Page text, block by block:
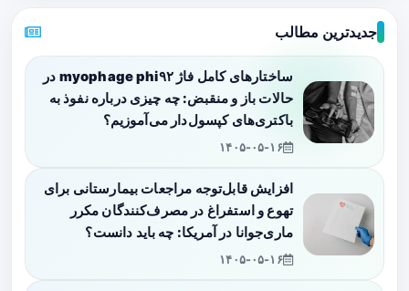
جدیدترین مطالب
ساختارهای کامل فاژ myophage phi۹۲ در
حالات باز و منقبض: چه چیزی درباره نفوذ به
باکتری‌های کپسول‌دار می‌آموزیم؟
۱۴۰۵-۰۵-۱۶
افزایش قابل‌توجه مراجعات بیمارستانی برای
تهوع و استفراغ در مصرف‌کنندگان مکرر
ماری‌جوانا در آمریکا: چه باید دانست؟
۱۴۰۵-۰۵-۱۶